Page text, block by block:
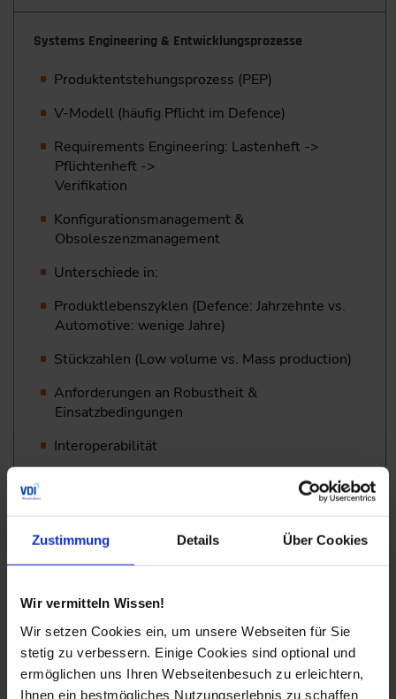
Zustimmung Details Über Cookies
Wir vermitteln Wissen!
Wir setzen Cookies ein, um unsere Webseiten für Sie
stetig zu verbessern. Einige Cookies sind optional und
ermöglichen uns Ihren Webseitenbesuch zu erleichtern,
Ihnen ein bestmögliches Nutzungserlebnis zu schaffen
Systems Engineering & Entwicklungsprozesse
Produktentstehungsprozess (PEP)
V-Modell (häufig Pflicht im Defence)
Requirements Engineering: Lastenheft ->
Pflichtenheft ->
Verifikation
Konfigurationsmanagement &
Obsoleszenzmanagement
Unterschiede in:
Produktlebenszyklen (Defence: Jahrzehnte vs.
Automotive: wenige Jahre)
Stückzahlen (Low volume vs. Mass production)
Anforderungen an Robustheit &
Einsatzbedingungen
Interoperabilität
Validierung & Nachweisführung
Feststellung der Einsatzreife & Versorgbarkeit
Fähigkeiten & Funktionale Forderungen
Vergleich:
ISO 26262 (Automotive)